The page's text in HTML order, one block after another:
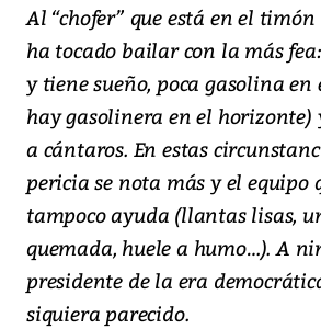
Al “chofer” que está en el
ha tocado bailar con la más
y tiene sueño, poca gasolina en
hay gasolinera en el horizonte)
a cántaros. En estas
pericia se nota más y el equipo
tampoco ayuda (llantas lisas,
quemada, huele a humo…). A
presidente de la era
siquiera parecido.